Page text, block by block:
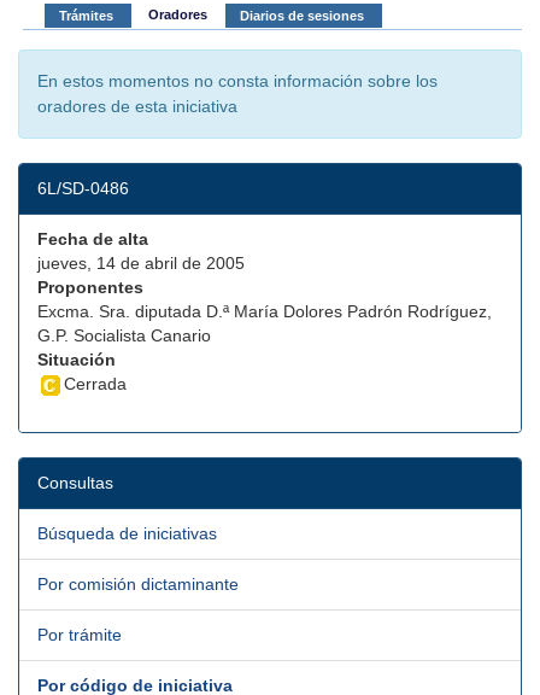
Trámites Oradores Diarios de sesiones
En estos momentos no consta información sobre los
oradores de esta iniciativa
6L/SD-0486
Fecha de alta
jueves, 14 de abril de 2005
Proponentes
Excma. Sra. diputada D.ª María Dolores Padrón Rodríguez,
G.P. Socialista Canario
Situación
Cerrada
Consultas
Búsqueda de iniciativas
Por comisión dictaminante
Por trámite
Por código de iniciativa